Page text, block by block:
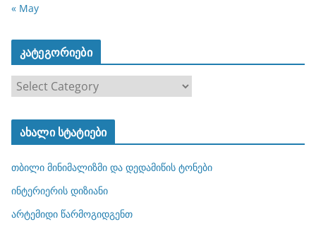
« May
კატეგორიები
ა
ტ
ო
რ
ახალი სტატიები
თბილი მინიმალიზმი და დედამიწის ტონები
ინტერიერის დიზიანი
არტემიდი წარმოგიდგენთ